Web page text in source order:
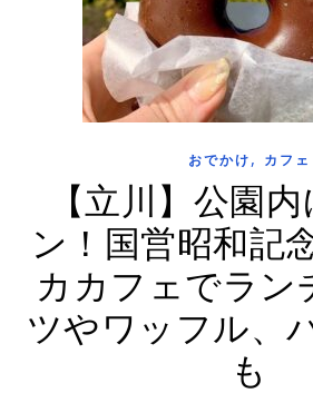
おでかけ, カフェ
【立川】公園
ン！国営昭和記
カカフェでラン
ツやワッフル、
も